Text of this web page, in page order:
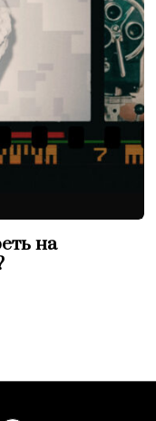
на